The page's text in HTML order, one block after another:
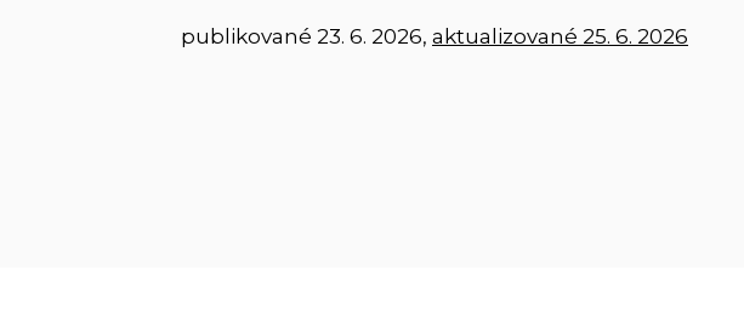
publikované 23. 6. 2026, aktualizované 25. 6. 2026